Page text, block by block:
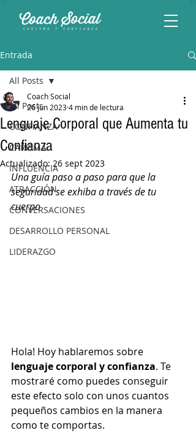
Entrada
All Posts
CONFIANZA
CARISMA
INFLUENCIA
ATRACCIÓN
CONVERSACIONES
DESARROLLO PERSONAL
LIDERAZGO
All Posts
Lenguaje Corporal que Aumenta tu
Confianza
Coach Social
26 jun 20234 min de lectura
Actualizado:26 sept 2023
Una guía paso a paso para que la
seguridad se exhiba a través de tu
cuerpo
Hola! Hoy hablaremos sobre
lenguaje corporal y confianza. Te
mostraré como puedes conseguir
este efecto solo con unos cuantos
pequeños cambios en la manera
como te comportas.